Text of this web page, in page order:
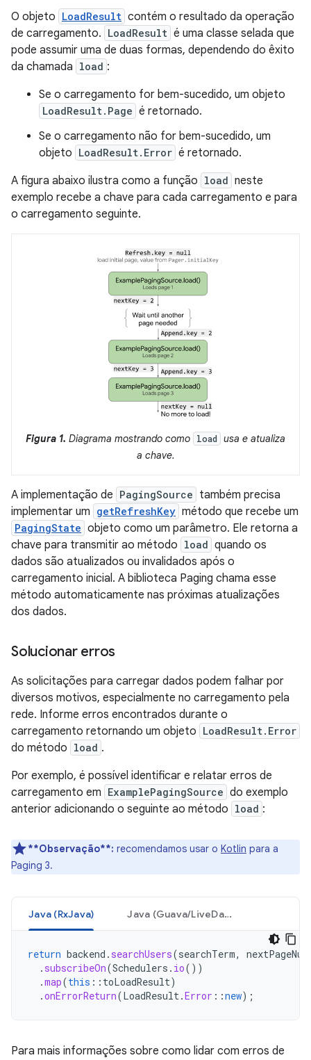
O objeto LoadResult contém o resultado da operação
de carregamento. LoadResult é uma classe selada que
pode assumir uma de duas formas, dependendo do êxito
da chamada load :
Se o carregamento for bem-sucedido, um objeto
LoadResult.Page é retornado.
Se o carregamento não for bem-sucedido, um
objeto LoadResult.Error é retornado.
A figura abaixo ilustra como a função load neste
exemplo recebe a chave para cada carregamento e para
o carregamento seguinte.
Figura 1. Diagrama mostrando como load usa e atualiza
a chave.
A implementação de PagingSource também precisa
implementar um getRefreshKey método que recebe um
PagingState objeto como um parâmetro. Ele retorna a
chave para transmitir ao método load quando os
dados são atualizados ou invalidados após o
carregamento inicial. A biblioteca Paging chama esse
método automaticamente nas próximas atualizações
dos dados.
Solucionar erros
As solicitações para carregar dados podem falhar por
diversos motivos, especialmente no carregamento pela
rede. Informe erros encontrados durante o
carregamento retornando um objeto LoadResult.Error
do método load .
Por exemplo, é possível identificar e relatar erros de
carregamento em ExamplePagingSource do exemplo
anterior adicionando o seguinte ao método load :
**Observação**: recomendamos usar o Kotlin para a
Paging 3.
Java (RxJava) Java (Guava/LiveData)
return backend . searchUsers(searchTerm,
. subscribeOn(Schedulers . io())
.map(this :: toLoadResult)
.onErrorReturn(LoadResult.Error ::new);
Para mais informações sobre como lidar com erros de